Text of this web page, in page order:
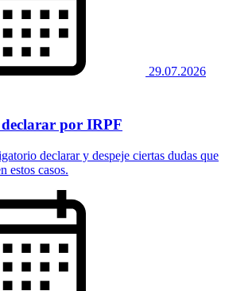
29.07.2026
por IRPF
declarar y despeje ciertas dudas que
estos casos.